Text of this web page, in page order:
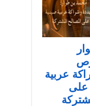
عربية
على